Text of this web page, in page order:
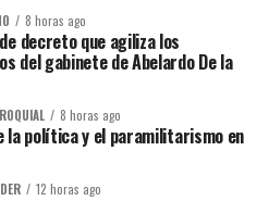
8 horas ago
decreto que agiliza los
del gabinete de Abelardo De la
8 horas ago
la política y el paramilitarismo en
12 horas ago